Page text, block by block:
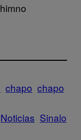
chapo chapo
Noticias Sinalo